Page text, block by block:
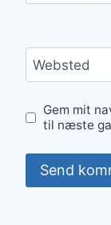
Websted
Gem mit
til næste